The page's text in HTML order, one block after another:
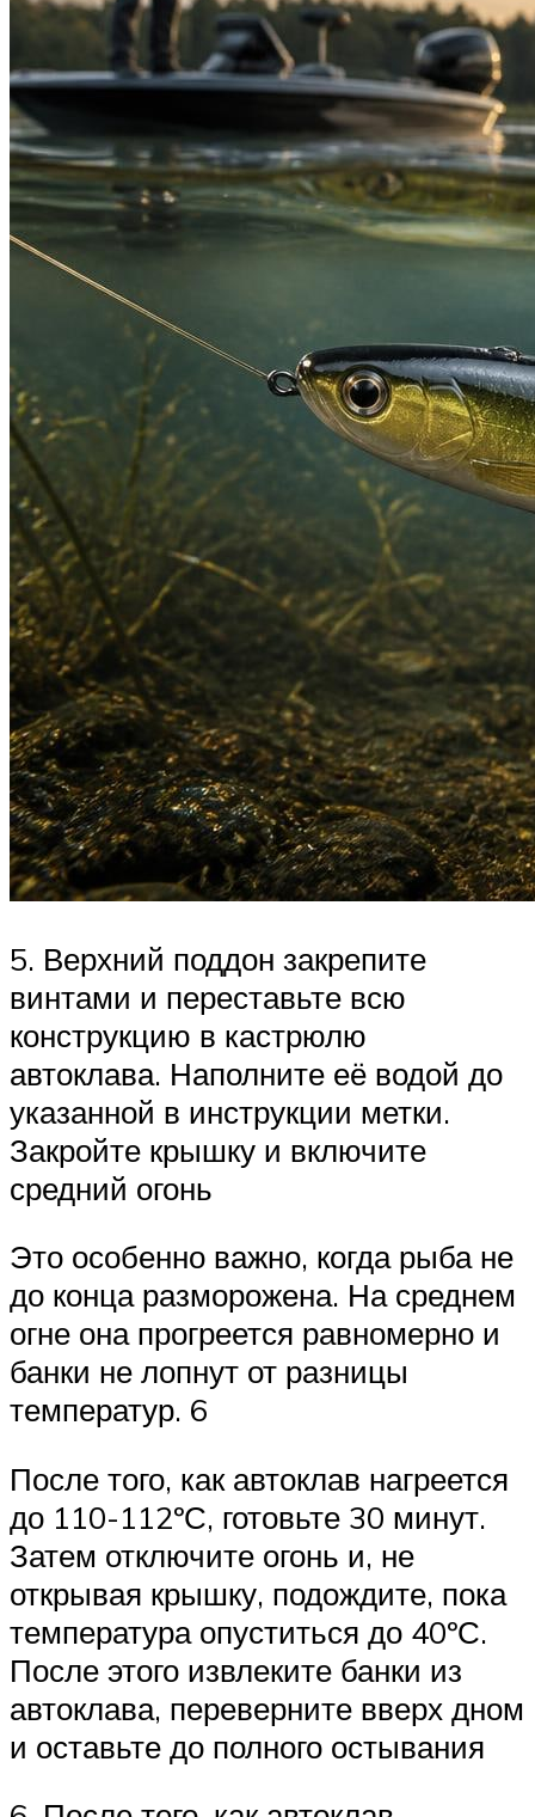
5. Верхний поддон закрепите
винтами и переставьте всю
конструкцию в кастрюлю
автоклава. Наполните её водой до
указанной в инструкции метки.
Закройте крышку и включите
средний огонь
Это особенно важно, когда рыба не
до конца разморожена. На среднем
огне она прогреется равномерно и
банки не лопнут от разницы
температур. 6
После того, как автоклав нагреется
до 110-112ºС, готовьте 30 минут.
Затем отключите огонь и, не
открывая крышку, подождите, пока
температура опуститься до 40ºС.
После этого извлеките банки из
автоклава, переверните вверх дном
и оставьте до полного остывания